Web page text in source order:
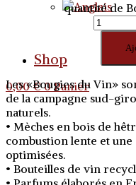
Shop
0,00€ 0 Panier
quantité de
Les «Bougies du Vin»
de la campagne sud-
naturels.
• Mèches en bois de
combustion lente et
optimisées.
• Bouteilles de vin